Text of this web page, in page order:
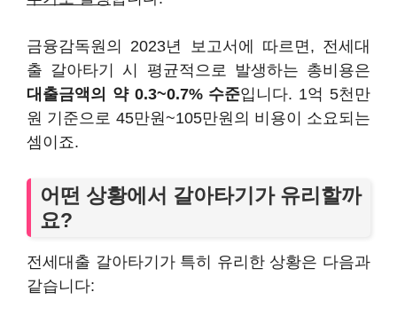
금융감독원의 2023년 보고서에 따르면, 전세대
출 갈아타기 시 평균적으로 발생하는 총비용은
대출금액의 약 0.3~0.7% 수준입니다. 1억 5천만
원 기준으로 45만원~105만원의 비용이 소요되는
셈이죠.
어떤 상황에서 갈아타기가 유리할까
요?
전세대출 갈아타기가 특히 유리한 상황은 다음과
같습니다: